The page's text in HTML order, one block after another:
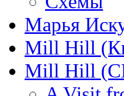
Марья
Mill Hill
Mill Hill